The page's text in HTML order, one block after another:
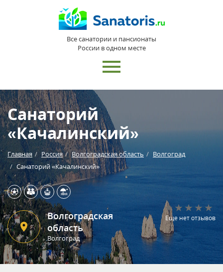
Все санатории и пансионаты
России в одном месте
Санаторий
«Качалинский»
Главная Россия Волгоградская область
Волгоград
Санаторий «Качалинский»
Волгоградская
область
Волгоград
Еще нет отзывов